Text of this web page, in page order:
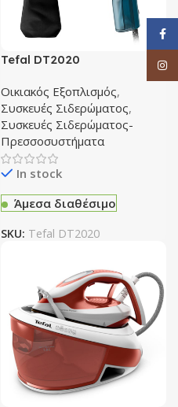
Tefal DT2020
Χειρός 1300W
Οικιακός Εξοπλισμός,
Συσκευές Σιδερώματος,
Συσκευές Σιδερώματος-
Πρεσσοσυστήματα
In stock
Άμεσα διαθέσιμο
SKU: Tefal DT2020